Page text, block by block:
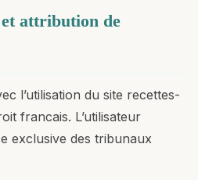
attribution de
l’utilisation du site recettes-
francais. L’utilisateur
exclusive des tribunaux